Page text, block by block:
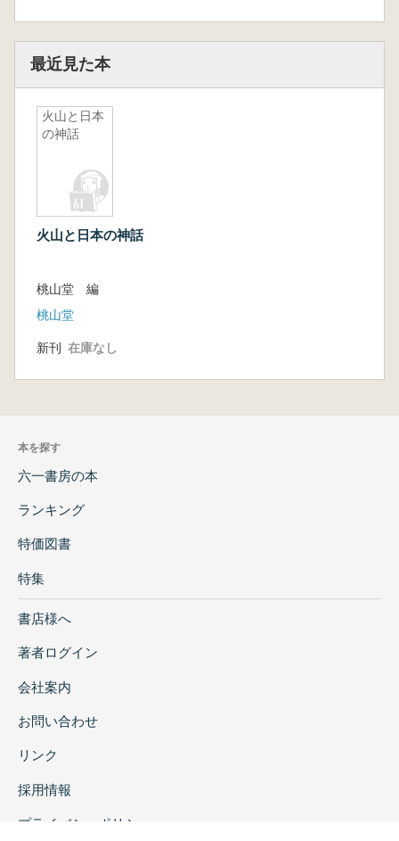
最近見た本
火山と日本
の神話
火山と日本の神話
桃山堂 編
桃山堂
新刊 在庫なし
本を探す
六一書房の本
ランキング
特価図書
特集
書店様へ
著者ログイン
会社案内
お問い合わせ
リンク
採用情報
プライバシーポリシー